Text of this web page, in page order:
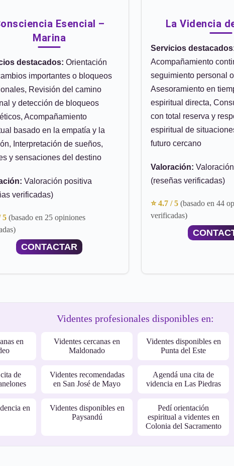
Esencial –
Marina
destacados: Orientación
importantes o bloqueos
Revisión del camino
y detección de bloqueos
Acompañamiento
basado en la empatía y la
Interpretación de sueños,
y sensaciones del destino
Valoración positiva
verificadas)
5 (basado en 25 opiniones
CONTACTAR
La Videncia
Servicios
Acompañamiento
seguimiento personal
Asesoramiento en
espiritual directa,
con total reserva y
espiritual de
futuro cercano
Valoración:
(reseñas verificadas)
⭐ 4.7 / 5 (basado en 44
verificadas)
Videntes profesionales disponibles en:
en
Videntes cercanas en
Maldonado
Videntes disponibles en
Punta del Este
de
Videntes recomendadas
en San José de Mayo
Agendá una cita de
videncia en Las Piedras
en
Videntes disponibles en
Paysandú
Pedí orientación
espiritual a videntes en
Colonia del Sacramento